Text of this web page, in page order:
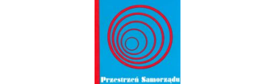
Książki obcojęzyczne